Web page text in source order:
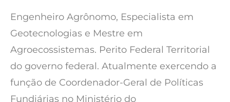
Engenheiro Agrônomo, Especialista em
Geotecnologias e Mestre em
Agroecossistemas. Perito Federal Territorial
do governo federal. Atualmente exercendo a
função de Coordenador-Geral de Políticas
Fundiárias no Ministério do